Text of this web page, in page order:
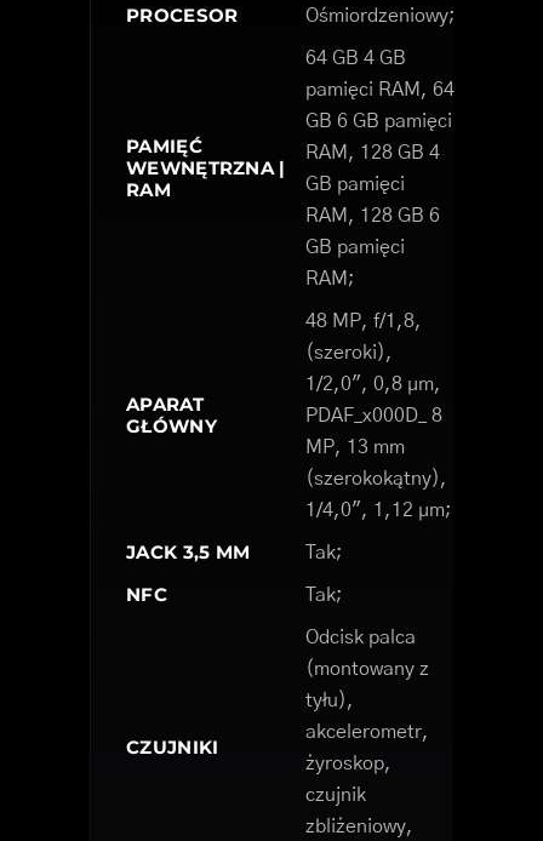
PROCESOR Ośmiordzeniowy;
PAMIĘĆ
WEWNĘTRZNA |
RAM
64 GB 4 GB
pamięci RAM, 64
GB 6 GB pamięci
RAM, 128 GB 4
GB pamięci
RAM, 128 GB 6
GB pamięci
RAM;
APARAT
GŁÓWNY
48 MP, f/1,8,
(szeroki),
1/2,0", 0,8 µm,
PDAF_x000D_ 8
MP, 13 mm
(szerokokątny),
1/4,0", 1,12 µm;
JACK 3,5 MM Tak;
NFC Tak;
CZUJNIKI
Odcisk palca
(montowany z
tyłu),
akcelerometr,
żyroskop,
czujnik
zbliżeniowy,